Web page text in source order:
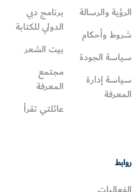
الرؤية والرسالة
شروط وأحكام
سياسة الجودة
سياسة إدارة
المعرفة
برنامج دبي
الدولي للكتابة
بيت الشعر
مجتمع
المعرفة
عائلتي تقرأ‎
روابط